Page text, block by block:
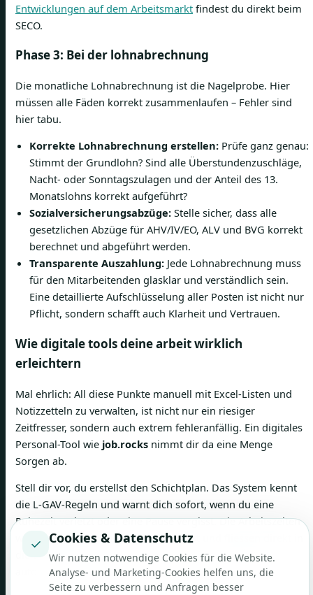
Entwicklungen auf dem Arbeitsmarkt findest du direkt beim
SECO.
Phase 3: Bei der lohnabrechnung
Die monatliche Lohnabrechnung ist die Nagelprobe. Hier
müssen alle Fäden korrekt zusammenlaufen – Fehler sind
hier tabu.
Korrekte Lohnabrechnung erstellen: Prüfe ganz genau:
Stimmt der Grundlohn? Sind alle Überstundenzuschläge,
Nacht- oder Sonntagszulagen und der Anteil des 13.
Monatslohns korrekt aufgeführt?
Sozialversicherungsabzüge: Stelle sicher, dass alle
gesetzlichen Abzüge für AHV/IV/EO, ALV und BVG korrekt
berechnet und abgeführt werden.
Transparente Auszahlung: Jede Lohnabrechnung muss
für den Mitarbeitenden glasklar und verständlich sein.
Eine detaillierte Aufschlüsselung aller Posten ist nicht nur
Pflicht, sondern schafft auch Klarheit und Vertrauen.
Wie digitale tools deine arbeit wirklich
erleichtern
Mal ehrlich: All diese Punkte manuell mit Excel-Listen und
Notizzetteln zu verwalten, ist nicht nur ein riesiger
Zeitfresser, sondern auch extrem fehleranfällig. Ein digitales
Personal-Tool wie job.rocks nimmt dir da eine Menge
Sorgen ab.
Stell dir vor, du erstellst den Schichtplan. Das System kennt
die L-GAV-Regeln und warnt dich sofort, wenn du eine
Ruhezeit verletzt oder eine Pause vergisst. Die Arbeitszeiten
werden per App minutengenau erfasst und fliessen direkt in
die Lohnabrechnung ein – inklusive aller Zuschläge, ganz
automatisch.
✓ Cookies & Datenschutz
Wir nutzen notwendige Cookies für die Website.
Analyse- und Marketing-Cookies helfen uns, die
Seite zu verbessern und Anfragen besser